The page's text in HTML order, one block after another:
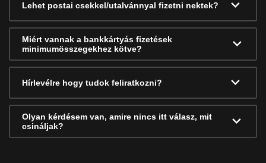
Lehet postai csekkel/utalvánnyal fizetni nektek?
Miért vannak a bankkártyás fizetések
minimumösszegekhez kötve?
Hírlevélre hogy tudok feliratkozni?
Olyan kérdésem van, amire nincs itt válasz, mit
csináljak?